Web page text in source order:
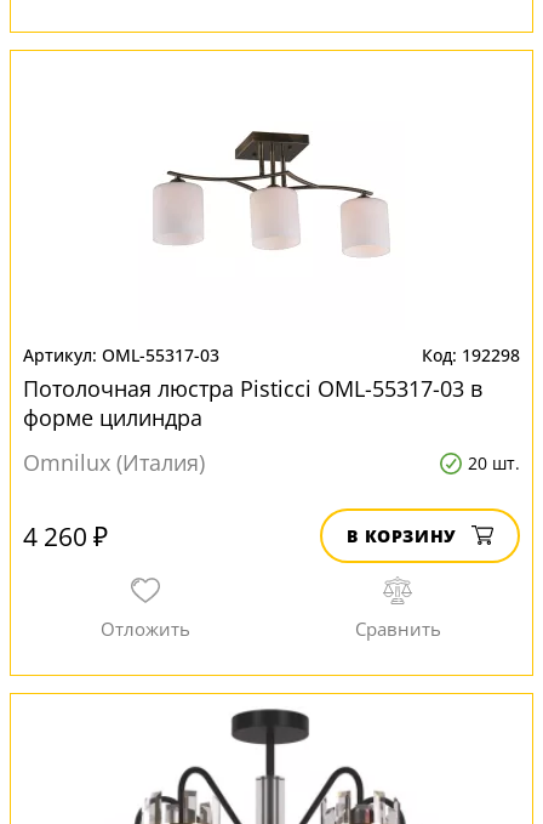
OML-55317-03 192298
Потолочная люстра Pisticci OML-55317-03 в
форме цилиндра
Omnilux (Италия)
20 шт.
4 260 ₽ В КОРЗИНУ